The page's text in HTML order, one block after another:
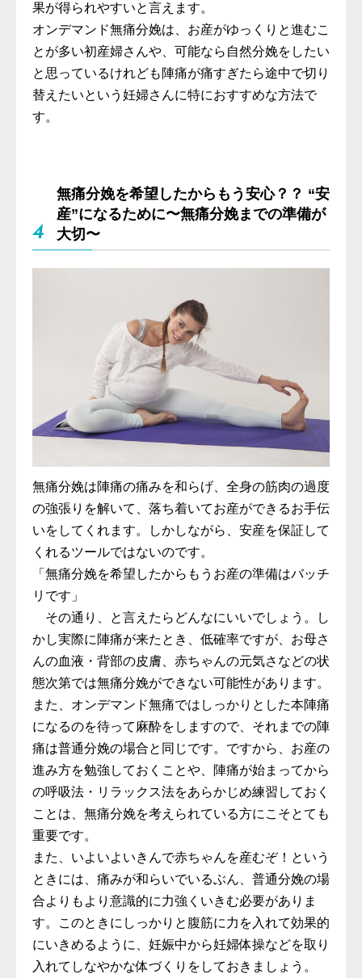
果が得られやすいと言えます。
オンデマンド無痛分娩は、お産がゆっくりと進むこ
とが多い初産婦さんや、可能なら自然分娩をしたい
と思っているけれども陣痛が痛すぎたら途中で切り
替えたいという妊婦さんに特におすすめな方法で
す。
4
無痛分娩を希望したからもう安心？？ “安
産”になるために〜無痛分娩までの準備が
大切〜
無痛分娩は陣痛の痛みを和らげ、全身の筋肉の過度
の強張りを解いて、落ち着いてお産ができるお手伝
いをしてくれます。しかしながら、安産を保証して
くれるツールではないのです。
「無痛分娩を希望したからもうお産の準備はバッチ
リです」
その通り、と言えたらどんなにいいでしょう。し
かし実際に陣痛が来たとき、低確率ですが、お母さ
んの血液・背部の皮膚、赤ちゃんの元気さなどの状
態次第では無痛分娩ができない可能性があります。
また、オンデマンド無痛ではしっかりとした本陣痛
になるのを待って麻酔をしますので、それまでの陣
痛は普通分娩の場合と同じです。ですから、お産の
進み方を勉強しておくことや、陣痛が始まってから
の呼吸法・リラックス法をあらかじめ練習しておく
ことは、無痛分娩を考えられている方にこそとても
重要です。
また、いよいよいきんで赤ちゃんを産むぞ！という
ときには、痛みが和らいでいるぶん、普通分娩の場
合よりもより意識的に力強くいきむ必要がありま
す。このときにしっかりと腹筋に力を入れて効果的
にいきめるように、妊娠中から妊婦体操などを取り
入れてしなやかな体づくりをしておきましょう。